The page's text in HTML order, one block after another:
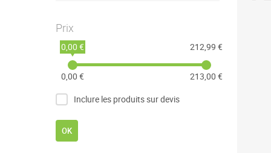
Prix
0,00 € 212,99 €
0,00 €
213,00 €
Inclure les produits sur devis
OK